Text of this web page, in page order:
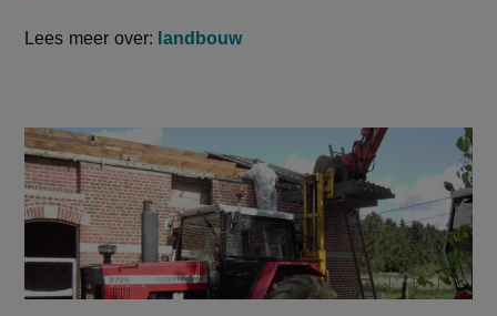
Lees meer over: landbouw